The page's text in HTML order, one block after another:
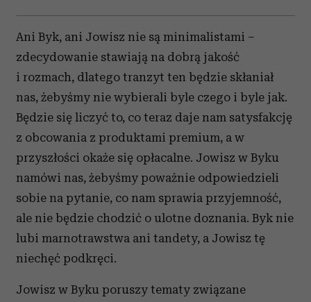
Ani Byk, ani Jowisz nie są minimalistami –
zdecydowanie stawiają na dobrą jakość
i rozmach, dlatego tranzyt ten będzie skłaniał
nas, żebyśmy nie wybierali byle czego i byle jak.
Będzie się liczyć to, co teraz daje nam satysfakcję
z obcowania z produktami premium, a w
przyszłości okaże się opłacalne. Jowisz w Byku
namówi nas, żebyśmy poważnie odpowiedzieli
sobie na pytanie, co nam sprawia przyjemność,
ale nie będzie chodzić o ulotne doznania. Byk nie
lubi marnotrawstwa ani tandety, a Jowisz tę
niechęć podkręci.
Jowisz w Byku poruszy tematy związane